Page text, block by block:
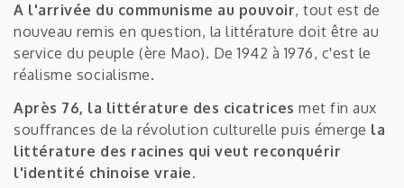
A l'arrivée du communisme au pouvoir, tout est de
nouveau remis en question, la littérature doit être au
service du peuple (ère Mao). De 1942 à 1976, c'est le
réalisme socialisme.
Après 76, la littérature des cicatrices met fin aux
souffrances de la révolution culturelle puis émerge la
littérature des racines qui veut reconquérir
l'identité chinoise vraie.